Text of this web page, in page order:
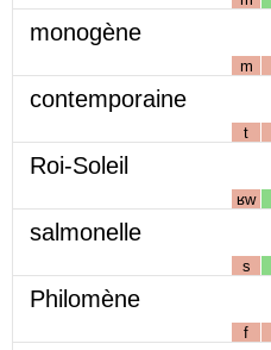
monogène
m
contemporaine
t
Roi-Soleil
ʁw
salmonelle
s
Philomène
f